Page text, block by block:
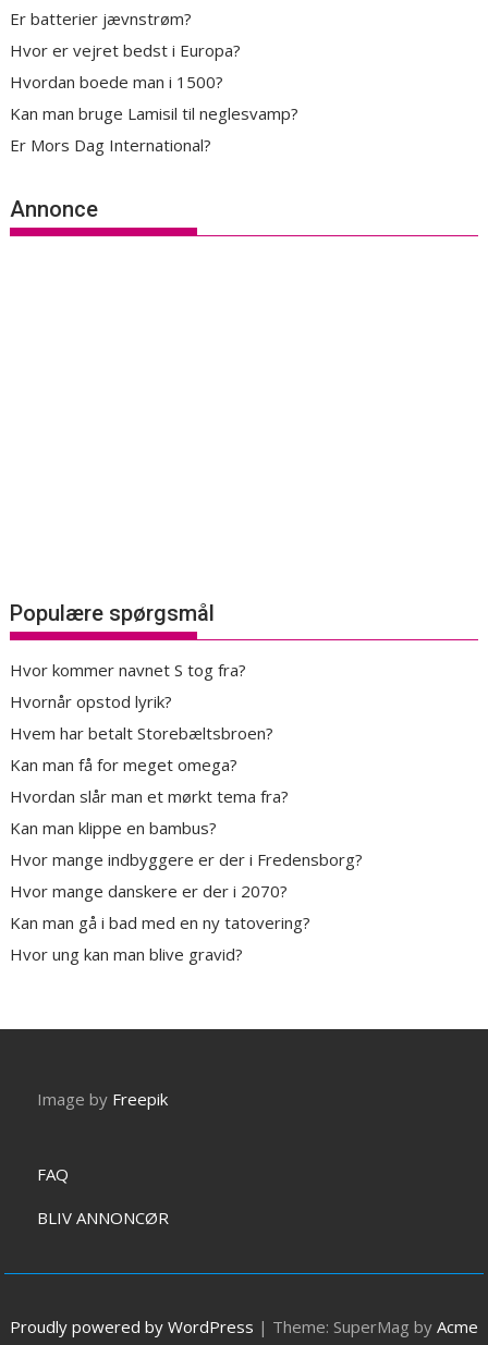
Er batterier jævnstrøm?
Hvor er vejret bedst i Europa?
Hvordan boede man i 1500?
Kan man bruge Lamisil til neglesvamp?
Er Mors Dag International?
Annonce
Populære spørgsmål
Hvor kommer navnet S tog fra?
Hvornår opstod lyrik?
Hvem har betalt Storebæltsbroen?
Kan man få for meget omega?
Hvordan slår man et mørkt tema fra?
Kan man klippe en bambus?
Hvor mange indbyggere er der i Fredensborg?
Hvor mange danskere er der i 2070?
Kan man gå i bad med en ny tatovering?
Hvor ung kan man blive gravid?
Image by Freepik
FAQ
BLIV ANNONCØR
Proudly powered by WordPress | Theme: SuperMag by Acme